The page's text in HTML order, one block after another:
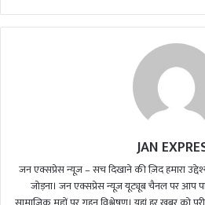
JAN
जन एक्सप्रेस न्यूज़ – सच दिखाने की ज़िद हमारा
जोड़ना। जन एक्सप्रेस न्यूज़ यूट्यूब चैनल पर आप